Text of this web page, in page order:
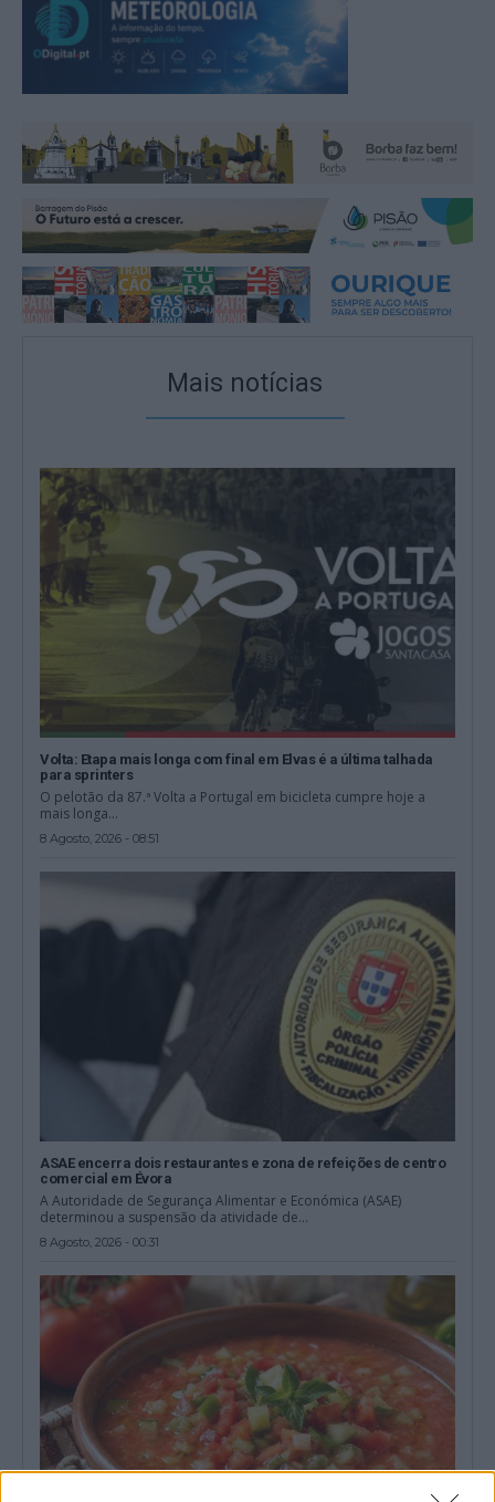
Mais notícias
Volta: Etapa mais longa com final em Elvas é a última talhada
para sprinters
O pelotão da 87.ª Volta a Portugal em bicicleta cumpre hoje a
mais longa...
8 Agosto, 2026 - 08:51
ASAE encerra dois restaurantes e zona de refeições de centro
comercial em Évora
A Autoridade de Segurança Alimentar e Económica (ASAE)
determinou a suspensão da atividade de...
8 Agosto, 2026 - 00:31